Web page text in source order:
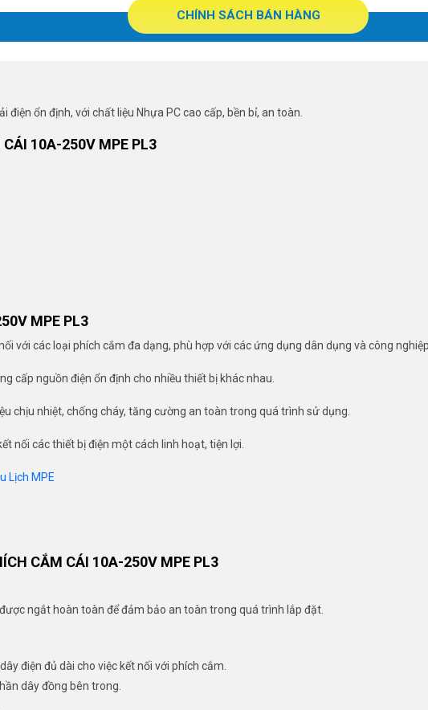
CHÍNH SÁCH BÁN HÀNG
điện ổn định, với chất liệu Nhựa PC cao cấp, bền bỉ, an toàn.
10A-250V MPE PL3
MPE PL3
với các loại phích cắm đa dạng, phù hợp với các ứng dụng dân dụng và công
cấp nguồn điện ổn định cho nhiều thiết bị khác nhau.
chịu nhiệt, chống cháy, tăng cường an toàn trong quá trình sử dụng.
nối các thiết bị điện một cách linh hoạt, tiện lợi.
Lịch MPE
CẮM CÁI 10A-250V MPE PL3
ngắt hoàn toàn để đảm bảo an toàn trong quá trình lắp đặt.
điện đủ dài cho việc kết nối với phích cắm.
dây đồng bên trong.